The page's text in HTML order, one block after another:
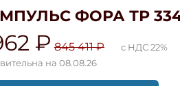
ФОРА ТР
₽ 845 411 ₽
с НДС 22%
на 08.08.26